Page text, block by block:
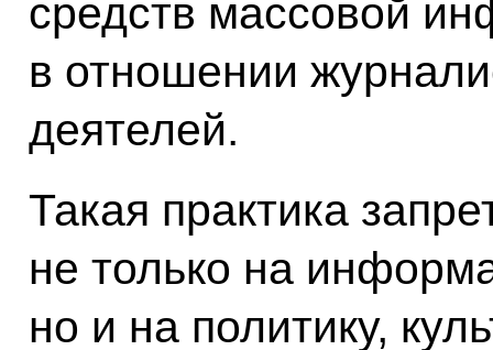
средств массовой
в отношении
деятелей.
Такая практика
не только на
но и на политику,